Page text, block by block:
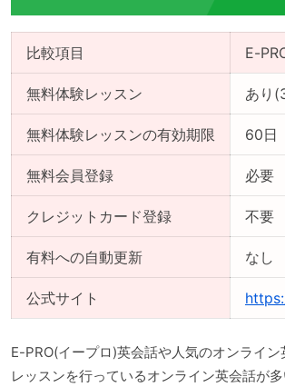
比較項目 E-
無料体験レッスン あり
無料体験レッスンの有効期限 60日
無料会員登録 必要
クレジットカード登録 不要
有料への自動更新 なし
公式サイト
E-PRO(イープロ)英会話や人気のオンライ
レッスンを行っているオンライン英会話が多